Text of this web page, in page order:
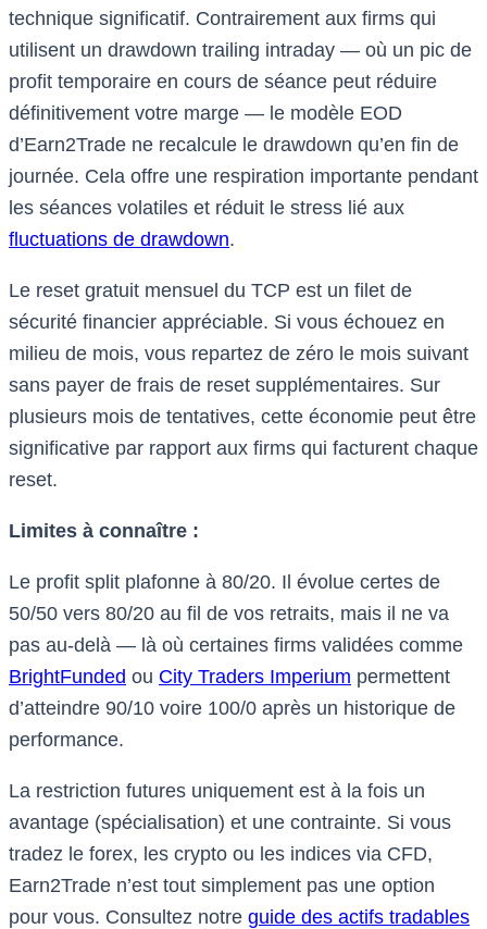
technique significatif. Contrairement aux firms qui
utilisent un drawdown trailing intraday — où un pic de
profit temporaire en cours de séance peut réduire
définitivement votre marge — le modèle EOD
d’Earn2Trade ne recalcule le drawdown qu’en fin de
journée. Cela offre une respiration importante pendant
les séances volatiles et réduit le stress lié aux
fluctuations de drawdown.
Le reset gratuit mensuel du TCP est un filet de
sécurité financier appréciable. Si vous échouez en
milieu de mois, vous repartez de zéro le mois suivant
sans payer de frais de reset supplémentaires. Sur
plusieurs mois de tentatives, cette économie peut être
significative par rapport aux firms qui facturent chaque
reset.
Limites à connaître :
Le profit split plafonne à 80/20. Il évolue certes de
50/50 vers 80/20 au fil de vos retraits, mais il ne va
pas au-delà — là où certaines firms validées comme
BrightFunded ou City Traders Imperium permettent
d’atteindre 90/10 voire 100/0 après un historique de
performance.
La restriction futures uniquement est à la fois un
avantage (spécialisation) et une contrainte. Si vous
tradez le forex, les crypto ou les indices via CFD,
Earn2Trade n’est tout simplement pas une option
pour vous. Consultez notre guide des actifs tradables